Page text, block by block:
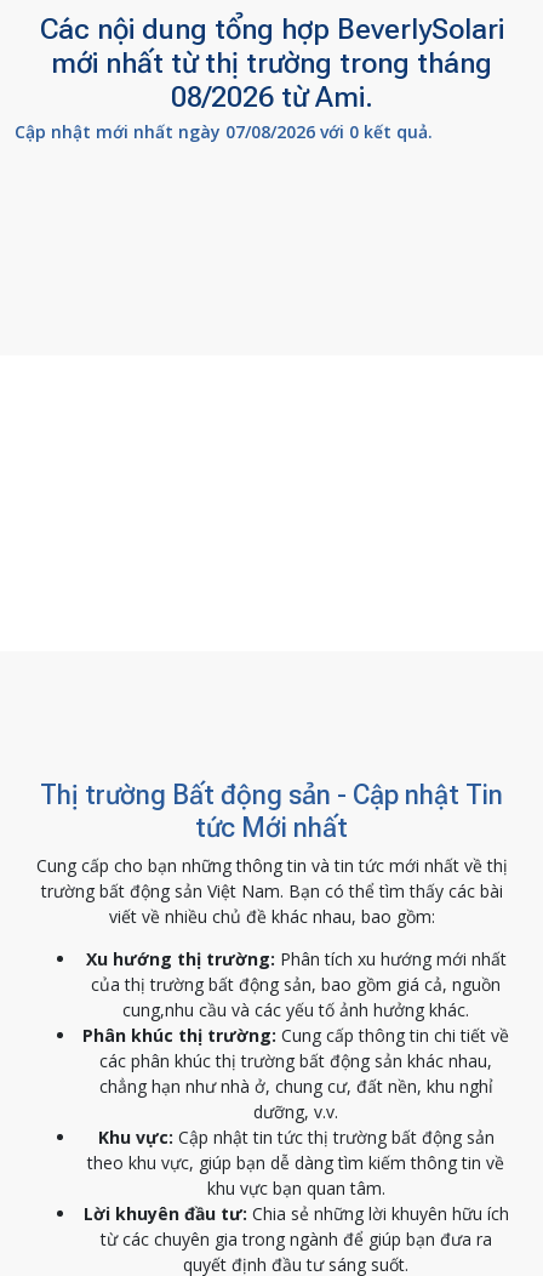
Các nội dung tổng hợp BeverlySolari
mới nhất từ thị trường trong tháng
08/2026 từ Ami.
Cập nhật mới nhất ngày 07/08/2026 với 0 kết quả.
Thị trường Bất động sản - Cập nhật Tin
tức Mới nhất
Cung cấp cho bạn những thông tin và tin tức mới nhất về thị
trường bất động sản Việt Nam. Bạn có thể tìm thấy các bài
viết về nhiều chủ đề khác nhau, bao gồm:
Xu hướng thị trường: Phân tích xu hướng mới nhất
của thị trường bất động sản, bao gồm giá cả, nguồn
cung,nhu cầu và các yếu tố ảnh hưởng khác.
Phân khúc thị trường: Cung cấp thông tin chi tiết về
các phân khúc thị trường bất động sản khác nhau,
chẳng hạn như nhà ở, chung cư, đất nền, khu nghỉ
dưỡng, v.v.
Khu vực: Cập nhật tin tức thị trường bất động sản
theo khu vực, giúp bạn dễ dàng tìm kiếm thông tin về
khu vực bạn quan tâm.
Lời khuyên đầu tư: Chia sẻ những lời khuyên hữu ích
từ các chuyên gia trong ngành để giúp bạn đưa ra
quyết định đầu tư sáng suốt.